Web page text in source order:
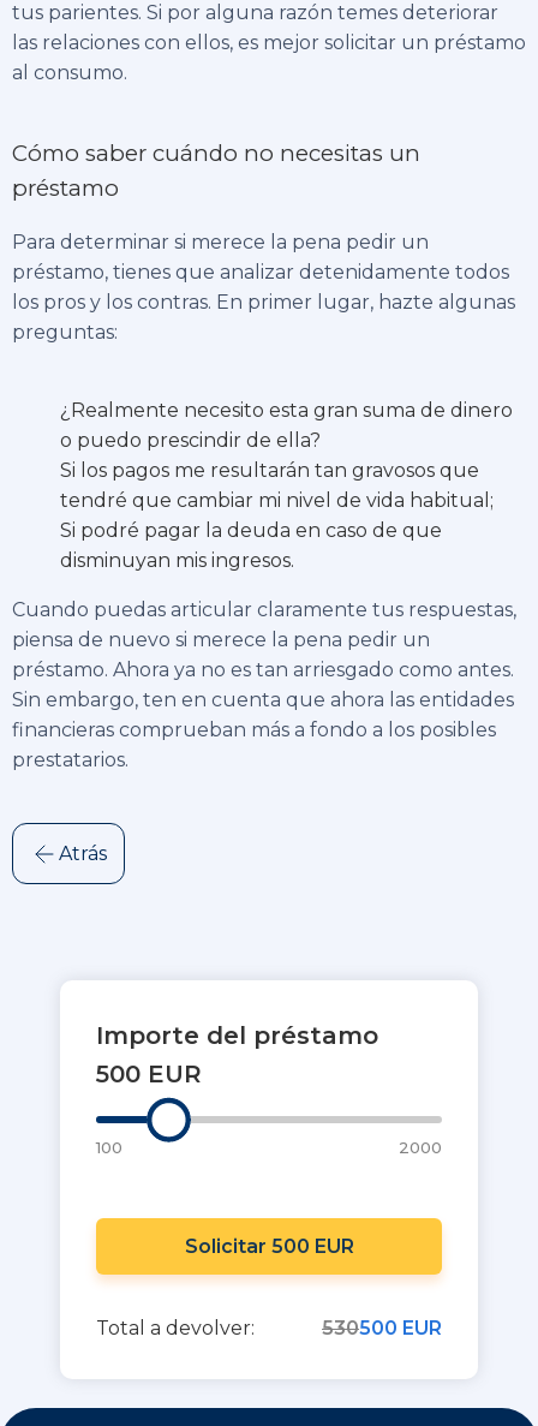
tus parientes. Si por alguna razón temes deteriorar
las relaciones con ellos, es mejor solicitar un préstamo
al consumo.
Cómo saber cuándo no necesitas un
préstamo
Para determinar si merece la pena pedir un
préstamo, tienes que analizar detenidamente todos
los pros y los contras. En primer lugar, hazte algunas
preguntas:
¿Realmente necesito esta gran suma de dinero
o puedo prescindir de ella?
Si los pagos me resultarán tan gravosos que
tendré que cambiar mi nivel de vida habitual;
Si podré pagar la deuda en caso de que
disminuyan mis ingresos.
Cuando puedas articular claramente tus respuestas,
piensa de nuevo si merece la pena pedir un
préstamo. Ahora ya no es tan arriesgado como antes.
Sin embargo, ten en cuenta que ahora las entidades
financieras comprueban más a fondo a los posibles
prestatarios.
Atrás
Importe del préstamo
500 EUR
100 2000
Solicitar 500 EUR
Total a devolver: 530500 EUR